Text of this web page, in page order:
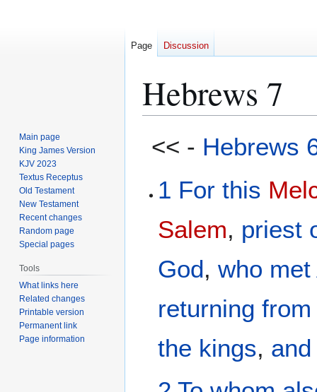
Hebrews 7
<< - Hebrews
1 For this
Salem, priest
God,who met
returning from
the kings, and
Page Discussion
Main page
King James Version
KJV 2023
Textus Receptus
Old Testament
New Testament
Recent changes
Random page
Special pages
Tools
What links here
Related changes
Printable version
Permanent link
Page information